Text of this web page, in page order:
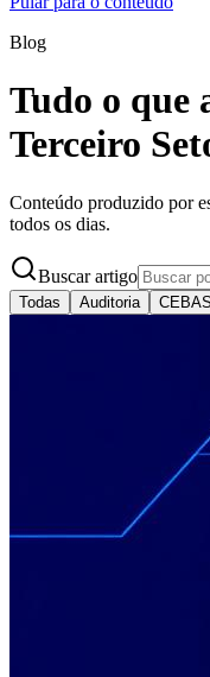
Blog
Tudo o que
Terceiro
Conteúdo produzido por
todos os dias.
Buscar artigo
Todas Auditoria CEBAS